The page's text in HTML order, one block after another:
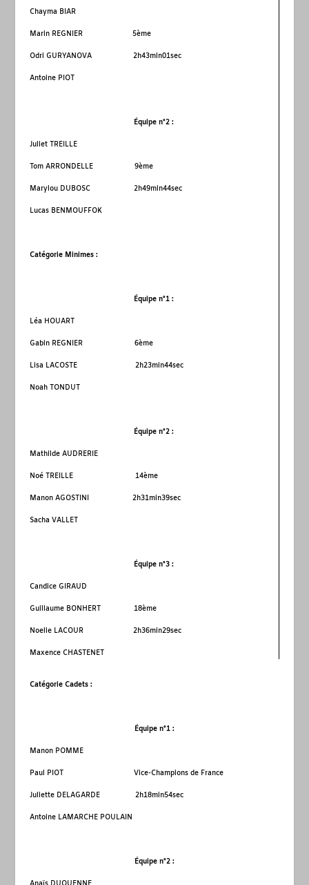
Chayma BIAR
Marin REGNIER 5ème
Odri GURYANOVA 2h43min01sec
Antoine PIOT
Équipe n°2 :
Juliet TREILLE
Tom ARRONDELLE 9ème
Marylou DUBOSC 2h49min44sec
Lucas BENMOUFFOK
Catégorie Minimes :
Équipe n°1 :
Léa HOUART
Gabin REGNIER 6ème
Lisa LACOSTE 2h23min44sec
Noah TONDUT
Équipe n°2 :
Mathilde AUDRERIE
Noé TREILLE 14ème
Manon AGOSTINI 2h31min39sec
Sacha VALLET
Équipe n°3 :
Candice GIRAUD
Guillaume BONHERT 18ème
Noelie LACOUR 2h36min29sec
Maxence CHASTENET
Catégorie Cadets :
Équipe n°1 :
Manon POMME
Paul PIOT Vice-Champions de France
Juliette DELAGARDE 2h18min54sec
Antoine LAMARCHE POULAIN
Équipe n°2 :